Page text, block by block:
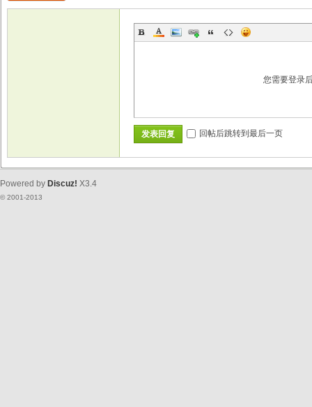
您需要登录
发表回复 回帖后跳转到最后一页
Powered by Discuz! X3.4
© 2001-2013